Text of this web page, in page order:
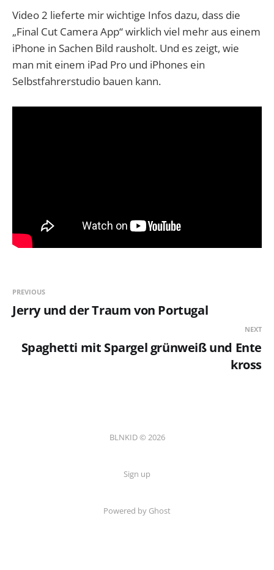
Video 2 lieferte mir wichtige Infos dazu, dass die
„Final Cut Camera App“ wirklich viel mehr aus einem
iPhone in Sachen Bild rausholt. Und es zeigt, wie
man mit einem iPad Pro und iPhones ein
Selbstfahrerstudio bauen kann.
PREVIOUS
Jerry und der Traum von Portugal
NEXT
Spaghetti mit Spargel grünweiß und Ente
kross
BLNKID © 2026
Sign up
Powered by Ghost